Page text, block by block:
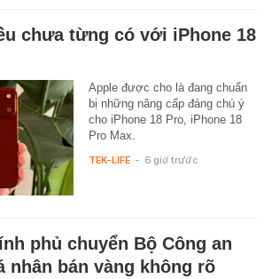
chưa từng có với iPhone 18
Apple được cho là đang chuẩn
bị những nâng cấp đáng chú ý
cho iPhone 18 Pro, iPhone 18
Pro Max.
TEK-LIFE - 6 giờ trước
phủ chuyển Bộ Công an
nhân bán vàng không rõ